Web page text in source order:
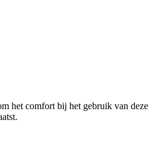
het comfort bij het gebruik van deze